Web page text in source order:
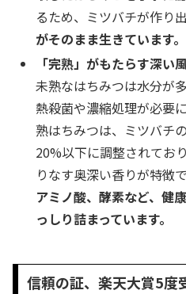
るため、ミツバチが作り
がそのまま生きています。
「完熟」がもたらす深い
未熟なはちみつは水分が
熱殺菌や濃縮処理が必要
熟はちみつは、ミツバチ
20%以下に調整されてお
りなす奥深い香りが特徴で
アミノ酸、酵素など、健
っしり詰まっています。
信頼の証、楽天大賞5度